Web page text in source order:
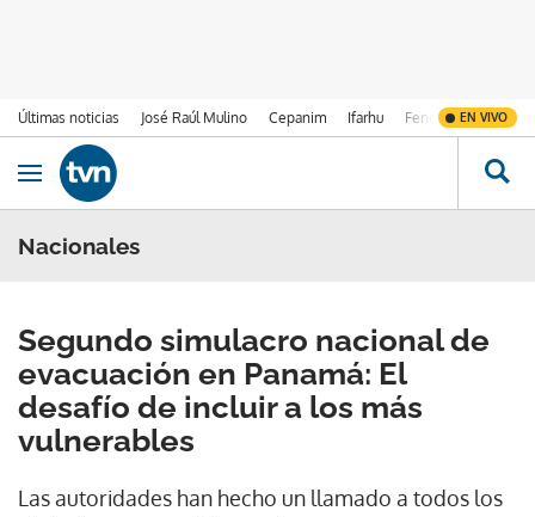
Últimas noticias José Raúl Mulino Cepanim Ifarhu Fenómeno de El
EN VIVO
Ir al contenido
Obrir navegació
Nacionales
Segundo simulacro nacional de
evacuación en Panamá: El
desafío de incluir a los más
vulnerables
Las autoridades han hecho un llamado a todos los